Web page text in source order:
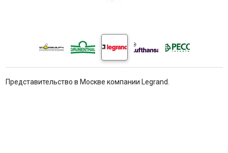
Представительство в Москве компании Legrand.